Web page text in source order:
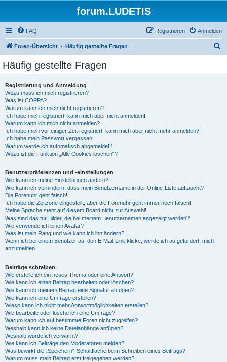
forum.LUDETIS
FAQ Anmelden
Registrieren
Foren-Übersicht Häufig gestellte Fragen
Häufig gestellte Fragen
Registrierung und Anmeldung
Wozu muss ich mich registrieren?
Was ist COPPA?
Warum kann ich mich nicht registrieren?
Ich habe mich registriert, kann mich aber nicht anmelden!
Warum kann ich mich nicht anmelden?
Ich habe mich vor einiger Zeit registriert, kann mich aber nicht mehr anmelden?!
Ich habe mein Passwort vergessen!
Warum werde ich automatisch abgemeldet?
Wozu ist die Funktion „Alle Cookies löschen“?
Benutzerpräferenzen und -einstellungen
Wie kann ich meine Einstellungen ändern?
Wie kann ich verhindern, dass mein Benutzername in der Online-Liste auftaucht?
Die Forenuhr geht falsch!
Ich habe die Zeitzone eingestellt, aber die Forenuhr geht immer noch falsch!
Meine Sprache steht auf diesem Board nicht zur Auswahl!
Was sind das für Bilder, die bei meinem Benutzernamen angezeigt werden?
Wie verwende ich einen Avatar?
Was ist mein Rang und wie kann ich ihn ändern?
Wenn ich bei einem Benutzer auf den E-Mail-Link klicke, werde ich aufgefordert, mich
anzumelden.
Beiträge schreiben
Wie erstelle ich ein neues Thema oder eine Antwort?
Wie kann ich einen Beitrag bearbeiten oder löschen?
Wie kann ich meinem Beitrag eine Signatur anfügen?
Wie kann ich eine Umfrage erstellen?
Wieso kann ich nicht mehr Antwortmöglichkeiten erstellen?
Wie bearbeite oder lösche ich eine Umfrage?
Warum kann ich auf bestimmte Foren nicht zugreifen?
Weshalb kann ich keine Dateianhänge anfügen?
Weshalb wurde ich verwarnt?
Wie kann ich Beiträge den Moderatoren melden?
Was bewirkt die „Speichern“-Schaltfläche beim Schreiben eines Beitrags?
Warum muss mein Beitrag erst freigegeben werden?